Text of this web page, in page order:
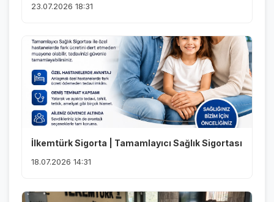
23.07.2026 18:31
İlkemtürk Sigorta | Tamamlayıcı Sağlık Sigortası
18.07.2026 14:31